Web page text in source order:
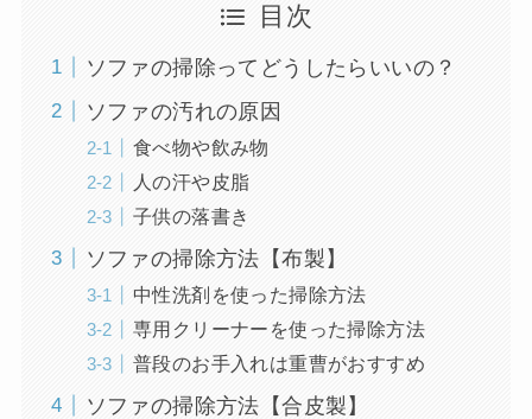
目次
ソファの掃除ってどうしたらいいの？
ソファの汚れの原因
食べ物や飲み物
人の汗や皮脂
子供の落書き
ソファの掃除方法【布製】
中性洗剤を使った掃除方法
専用クリーナーを使った掃除方法
普段のお手入れは重曹がおすすめ
ソファの掃除方法【合皮製】